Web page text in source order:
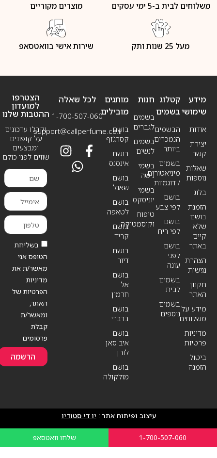
משלוחים לבית ב-5 ימי עסקים מוצרים מקוריים
מעל 25 שנות ותק שירות אישי בוואטסאפ
מידע
שימושי
אודות
יצירת
קשר
שאלות
נוספות
בלוג
הזמנת
בושם
שלא
קיים
באתר
הצהרת
נגישות
תקנון
האתר
מידע על
משלוחים
מדיניות
פרטיות
ביטול
הזמנה
חנות
בשמים
לגברים
בשמים
לנשים
בשמי
נישה
בשמי
יוניסקס
טיפוח
וקוסמטיקה
קטלוג
בשמים
הבשמים
הנמכרים
ביותר
בשמים
מיניאטורים
/ דוגמיות
בושם
לפי צבע
בושם
לפי ריח
בושם
לפני
עונה
בשמים
לבית
בשמים
נוספים
מותגים
מובילים
בושם
קסרג’וף
בושם
אינסנס
בושם
שאנל
בושם
לטאפה
בושם
קריד
בושם
דיור
בושם
אל
חרמין
בושם
ברברי
בושם
איב סאן
לורן
בושם
מולקולה
לכל שאלה
1-700-507-060
support@callperfume.co.il
הצטרפו
למועדון
ההטבות שלנו
וקבלו עדכונים
על קופונים
ומבצעים
שווים לפני כולם
בשליחת
הטופס אני
מאשר/ת את
מדיניות
הפרטיות של
האתר,
ומאשר/ת
קבלת
פרסומים
הרשמה
עיצוב ופיתוח אתר : יו די סטודיו
1-700-507-060 שלחו וואטסאפ